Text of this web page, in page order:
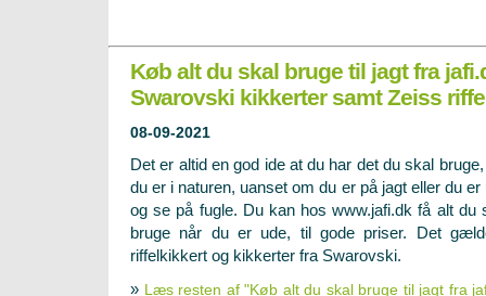
Køb alt du skal bruge til jagt fra
Swarovski kikkerter samt Zeiss
08-09-2021
Det er altid en god ide at du har det du skal
du er i naturen, uanset om du er på jagt eller du er
og se på fugle. Du kan hos www.jafi.dk få alt du
bruge når du er ude, til gode priser. Det
riffelkikkert og kikkerter fra Swarovski.
» Læs resten af "Køb alt du skal bruge til jagt fra